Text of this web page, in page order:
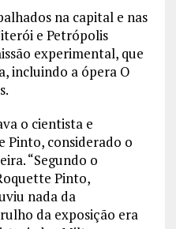
na capital e nas
e Petrópolis
experimental, que
incluindo a ópera O
o cientista e
Pinto, considerado o
“Segundo o
Pinto,
nada da
da exposição era